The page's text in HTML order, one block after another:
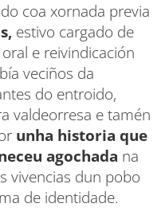
coa xornada previa
estivo cargado de
e reivindicación
veciños da
do entroido,
valdeorresa e tamén
unha historia que
agochada na
vivencias dun pobo
de identidade.